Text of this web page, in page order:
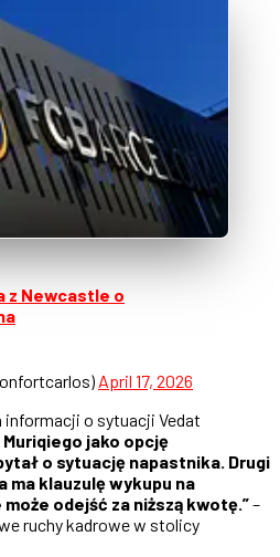
z Newcastle o
April 17, 2026
informacji o sytuacji Vedat
jako opcję
o sytuację napastnika. Drugi
klauzulę wykupu na
odejść za niższą kwotę.”–
ruchy kadrowe w stolicy